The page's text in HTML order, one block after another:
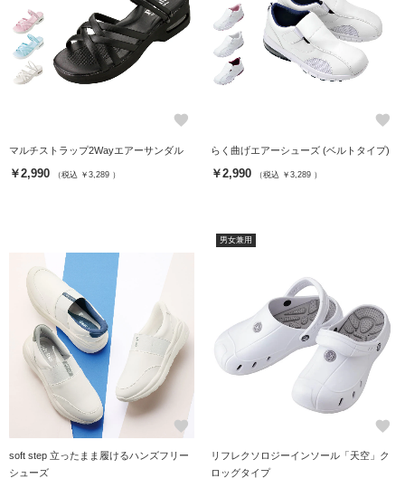
favorite
マルチストラップ2Wayエアーサンダル
￥2,990 （税込 ￥3,289 ）
favorite
らく曲げエアーシューズ (ベルトタイプ)
￥2,990 （税込 ￥3,289 ）
favorite
soft step 立ったまま履けるハンズフリー
シューズ
男女兼用
favorite
リフレクソロジーインソール「天空」ク
ロッグタイプ